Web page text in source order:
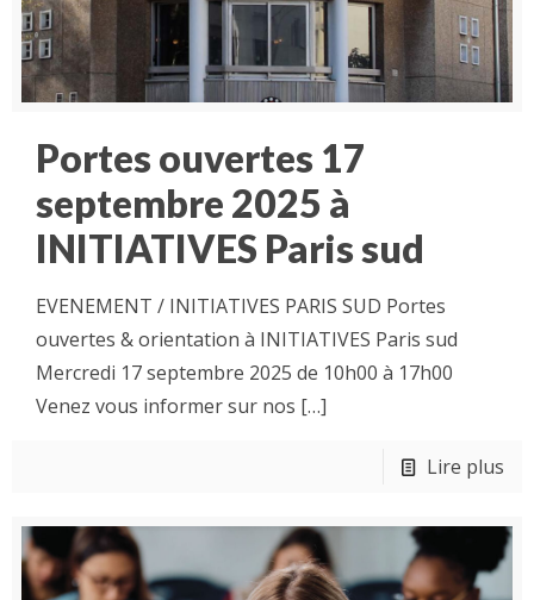
Portes ouvertes 17
septembre 2025 à
INITIATIVES Paris sud
EVENEMENT / INITIATIVES PARIS SUD Portes
ouvertes & orientation à INITIATIVES Paris sud
Mercredi 17 septembre 2025 de 10h00 à 17h00
Venez vous informer sur nos […]
Lire plus